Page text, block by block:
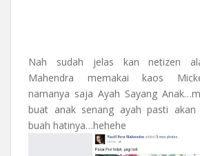
Nah sudah jelas kan netizen
Mahendra memakai kaos
namanya saja Ayah Sayang
buat anak senang ayah pasti akan
buah hatinya…hehehe